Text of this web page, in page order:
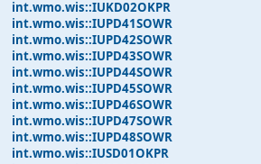
int.wmo.wis::IUKD02OKPR
int.wmo.wis::IUPD41SOWR
int.wmo.wis::IUPD42SOWR
int.wmo.wis::IUPD43SOWR
int.wmo.wis::IUPD44SOWR
int.wmo.wis::IUPD45SOWR
int.wmo.wis::IUPD46SOWR
int.wmo.wis::IUPD47SOWR
int.wmo.wis::IUPD48SOWR
int.wmo.wis::IUSD01OKPR